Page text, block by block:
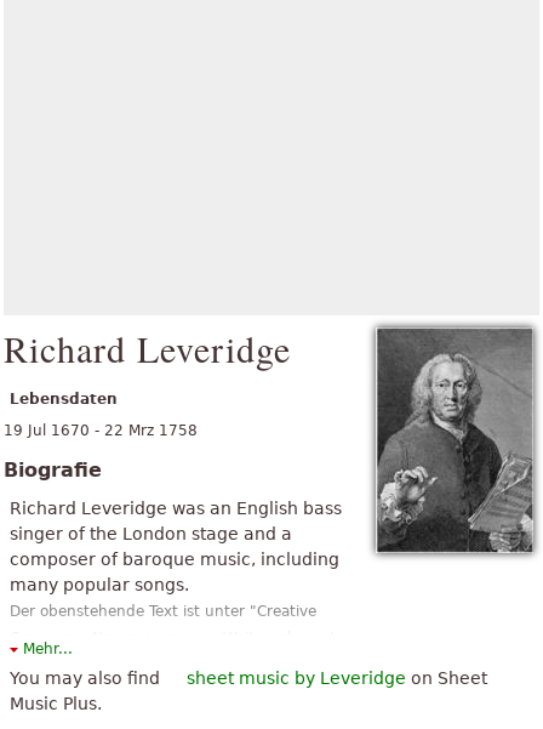
Richard Leveridge
Lebensdaten
19 Jul 1670 - 22 Mrz 1758
Biografie
Richard Leveridge was an English bass
singer of the London stage and a
composer of baroque music, including
many popular songs.
Der obenstehende Text ist unter "Creative
Commons, Namensnennung-Weitergabe unter
verwendet Material aus dem Wikipedia-Artikel
Mehr...
You may also find sheet music by Leveridge on Sheet
Music Plus.